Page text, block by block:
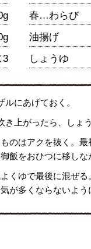
春…わらび
油揚げ
3 しょうゆ
にあげておく。
き上がったら、しょ
のはアクを抜く。
飯をおひつに移し
くゆで最後に混ぜる
が多くならないよう